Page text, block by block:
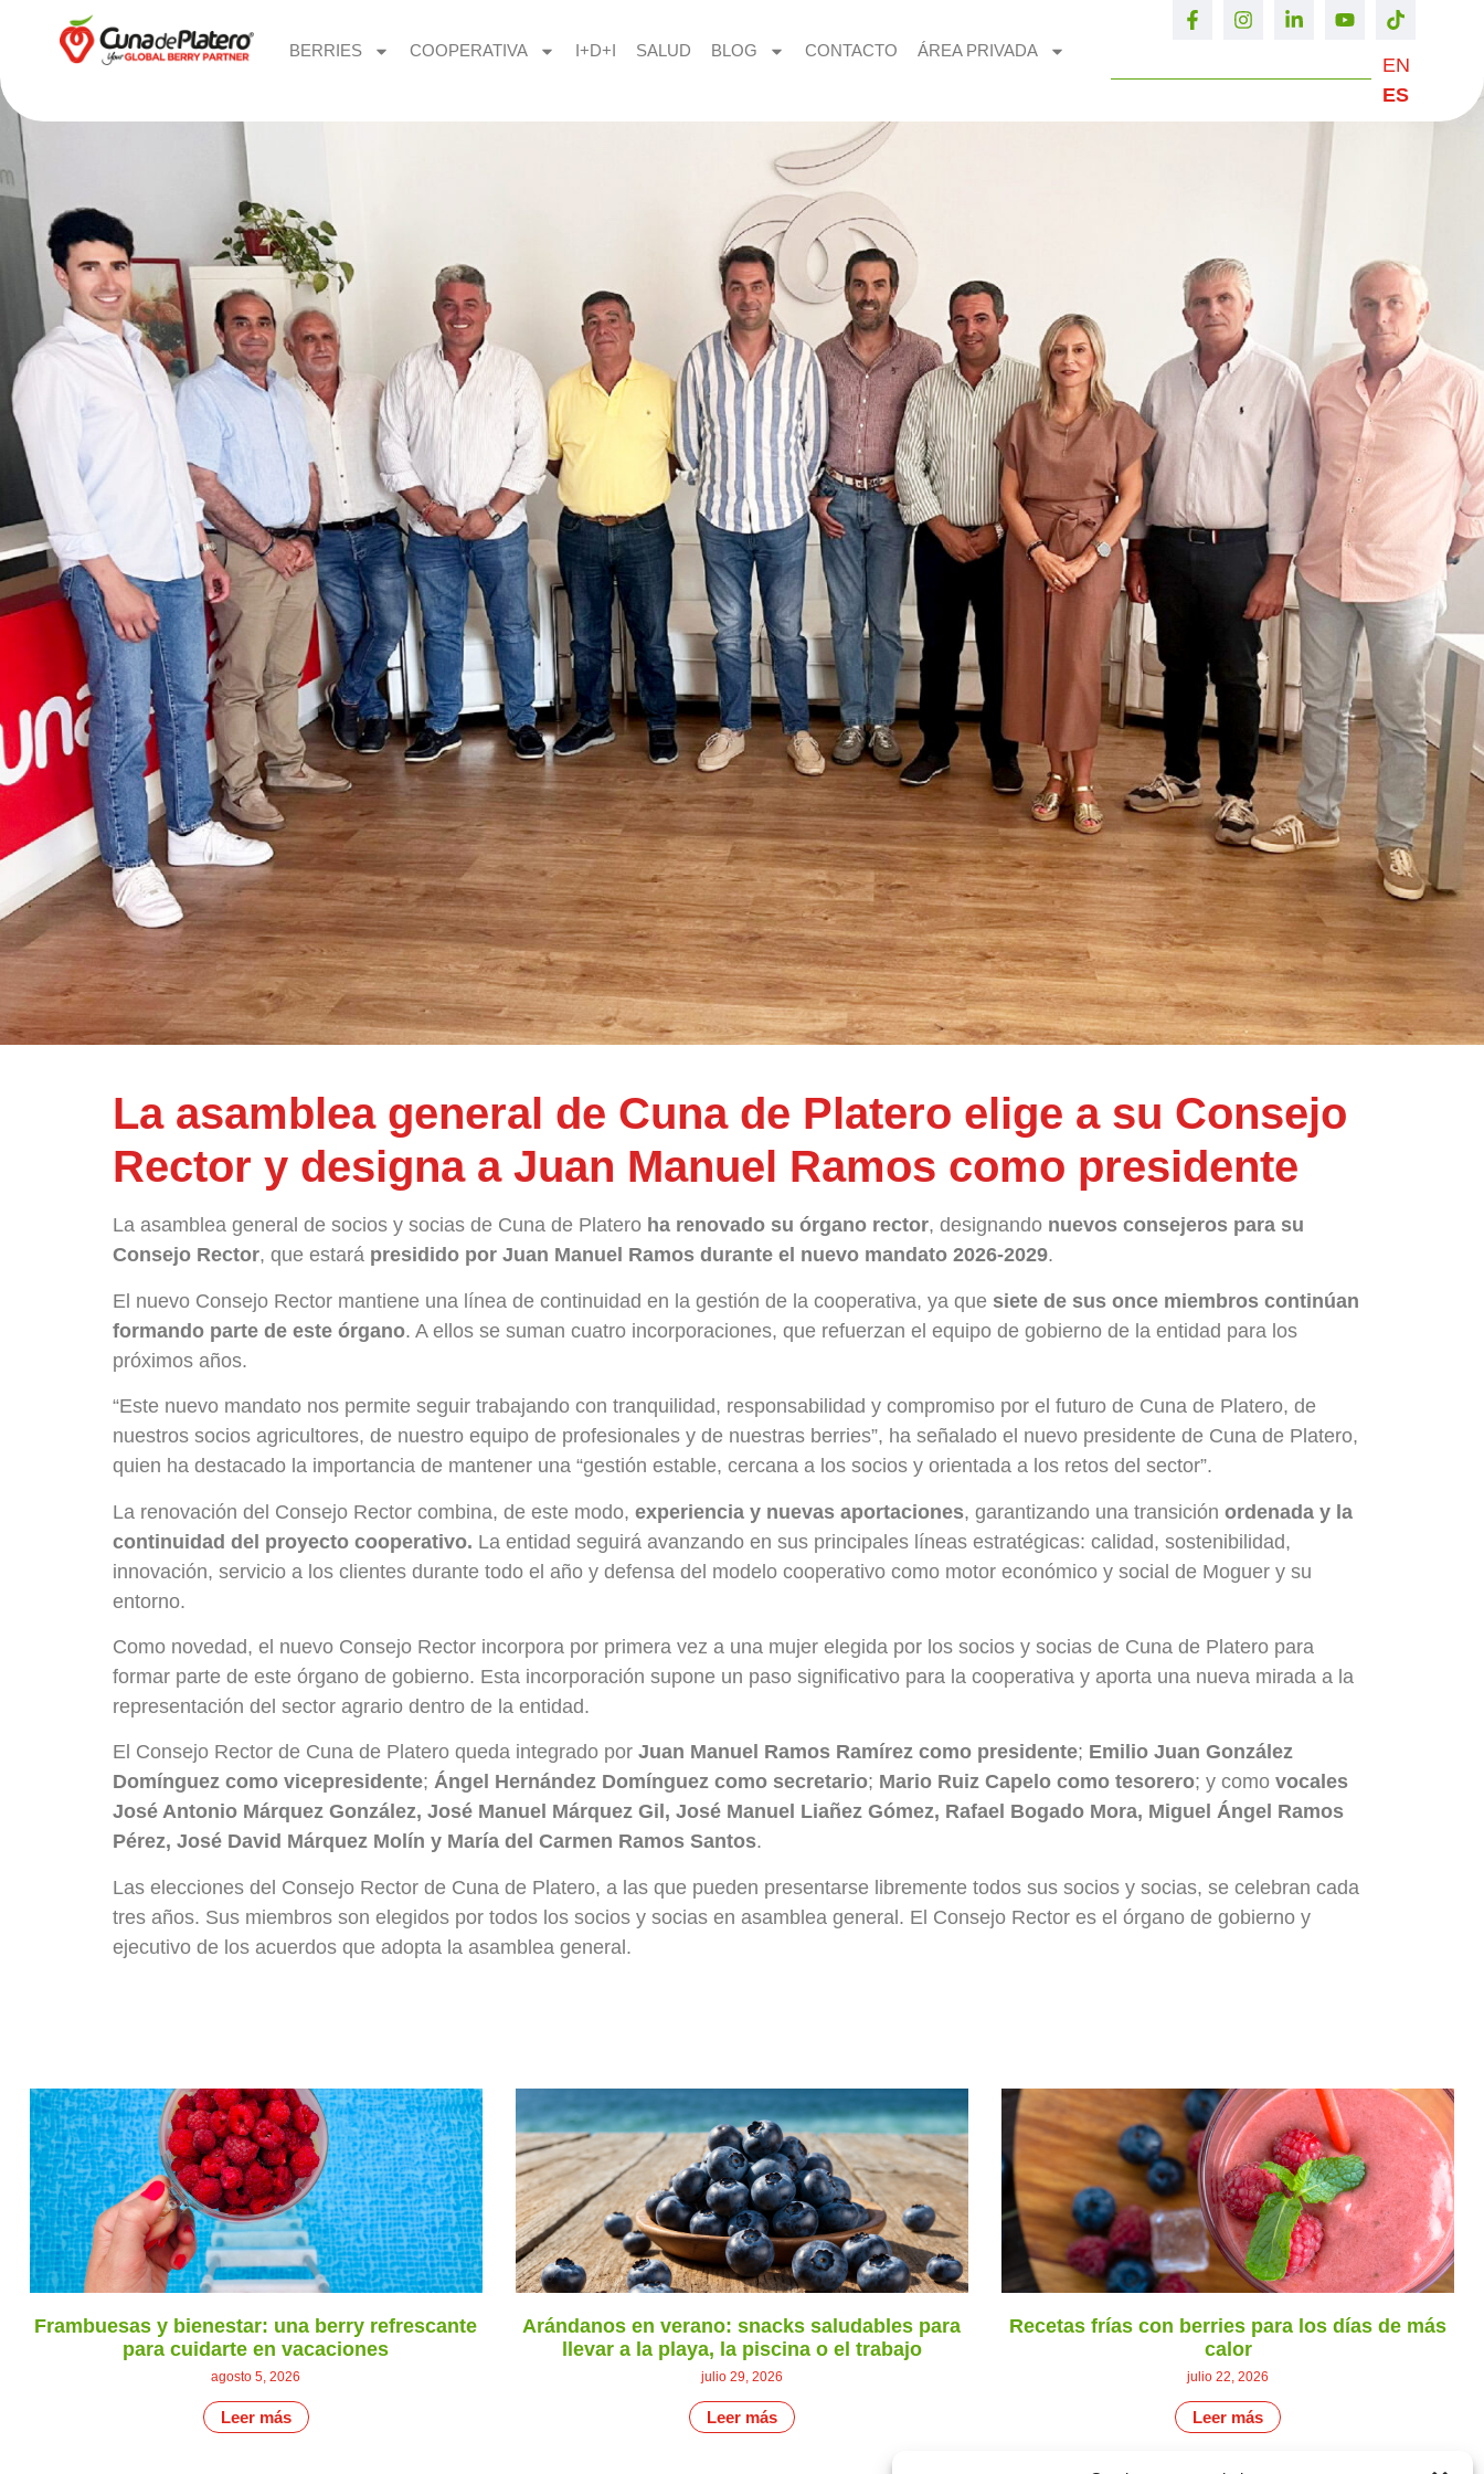
BERRIES COOPERATIVA I+D+I SALUD BLOG CONTACTO ÁREA PRIVADA
EN
ES
La asamblea general de Cuna de Platero elige a su Consejo
Rector y designa a Juan Manuel Ramos como presidente
La asamblea general de socios y socias de Cuna de Platero ha renovado su órgano rector, designando nuevos consejeros para su
Consejo Rector, que estará presidido por Juan Manuel Ramos durante el nuevo mandato 2026-2029.
El nuevo Consejo Rector mantiene una línea de continuidad en la gestión de la cooperativa, ya que siete de sus once miembros continúan
formando parte de este órgano. A ellos se suman cuatro incorporaciones, que refuerzan el equipo de gobierno de la entidad para los
próximos años.
“Este nuevo mandato nos permite seguir trabajando con tranquilidad, responsabilidad y compromiso por el futuro de Cuna de Platero, de
nuestros socios agricultores, de nuestro equipo de profesionales y de nuestras berries”, ha señalado el nuevo presidente de Cuna de Platero,
quien ha destacado la importancia de mantener una “gestión estable, cercana a los socios y orientada a los retos del sector”.
La renovación del Consejo Rector combina, de este modo, experiencia y nuevas aportaciones, garantizando una transición ordenada y la
continuidad del proyecto cooperativo. La entidad seguirá avanzando en sus principales líneas estratégicas: calidad, sostenibilidad,
innovación, servicio a los clientes durante todo el año y defensa del modelo cooperativo como motor económico y social de Moguer y su
entorno.
Como novedad, el nuevo Consejo Rector incorpora por primera vez a una mujer elegida por los socios y socias de Cuna de Platero para
formar parte de este órgano de gobierno. Esta incorporación supone un paso significativo para la cooperativa y aporta una nueva mirada a la
representación del sector agrario dentro de la entidad.
El Consejo Rector de Cuna de Platero queda integrado por Juan Manuel Ramos Ramírez como presidente; Emilio Juan González
Domínguez como vicepresidente; Ángel Hernández Domínguez como secretario; Mario Ruiz Capelo como tesorero; y como vocales
José Antonio Márquez González, José Manuel Márquez Gil, José Manuel Liañez Gómez, Rafael Bogado Mora, Miguel Ángel Ramos
Pérez, José David Márquez Molín y María del Carmen Ramos Santos.
Las elecciones del Consejo Rector de Cuna de Platero, a las que pueden presentarse libremente todos sus socios y socias, se celebran cada
tres años. Sus miembros son elegidos por todos los socios y socias en asamblea general. El Consejo Rector es el órgano de gobierno y
ejecutivo de los acuerdos que adopta la asamblea general.
Frambuesas y bienestar: una berry refrescante
para cuidarte en vacaciones
agosto 5, 2026
Leer más
Arándanos en verano: snacks saludables para
llevar a la playa, la piscina o el trabajo
julio 29, 2026
Leer más
Recetas frías con berries para los días de más
calor
julio 22, 2026
Leer más